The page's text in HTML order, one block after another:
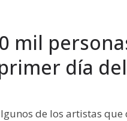
mil
día
de los artistas